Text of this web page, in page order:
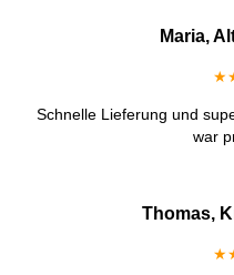
Maria,
Schnelle Lieferung und
war
Thomas,